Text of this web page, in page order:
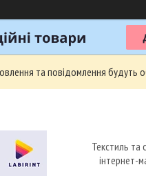
та повідомлення
Текстиль та
інтернет-